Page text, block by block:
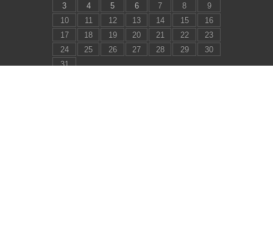
3
4 5 6 7 8
9
10
11 12 13 14 15
16
17
18 19 20 21 22
23
24
25 26 27 28 29
30
31